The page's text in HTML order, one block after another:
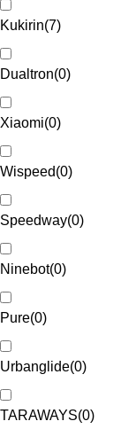
Kukirin(7)
Dualtron(0)
Xiaomi(0)
Wispeed(0)
Speedway(0)
Ninebot(0)
Pure(0)
Urbanglide(0)
TARAWAYS(0)